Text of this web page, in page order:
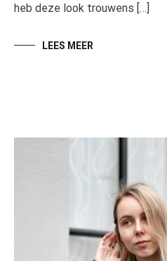
heb deze look trouwens […]
LEES MEER